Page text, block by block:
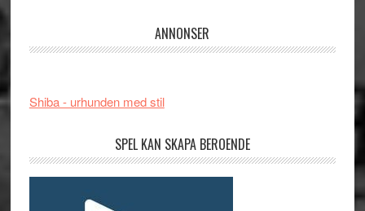
ANNONSER
Shiba - urhunden med stil
SPEL KAN SKAPA BEROENDE